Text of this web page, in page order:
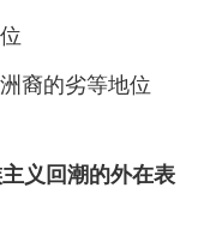
裔的劣等地位
义回潮的外在表